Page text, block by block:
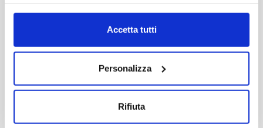
in cui avete effettuato le vostre scelte. È possibile
modificare o revocare il proprio consenso in qualsiasi
momento dalla Dichiarazione sui cookie o facendo clic
Con il tuo consenso, vorremmo anche:
raccogliere informazioni sulla tua posizione
Accetta tutti
Personalizza
Rifiuta
Tel. +39 055688903
Reg Imprese Firenze
COOKIE
WHISTLEBLOWING
CREDITS